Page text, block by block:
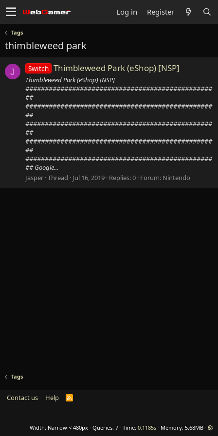
Log in Register
Tags
thimbleweed park
J Switch Thimbleweed Park (eShop) [NSP]
Thimbleweed Park (eShop) [NSP]
################################################
##
################################################
##
################################################
##
################################################
##
################################################
## Google...
Jasper Thread Jul 16, 2019 Replies: 0 Forum: Nintendo
Tags
Contact us Help
R
Width Queries 7 Time 0.1185s Memory 5.68MB